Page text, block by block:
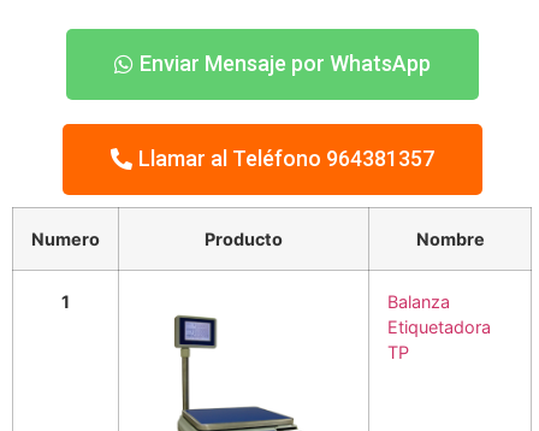
Enviar Mensaje por WhatsApp
Llamar al Teléfono 964381357
Numero Producto Nombre
1
Balanza
Etiquetadora
TP